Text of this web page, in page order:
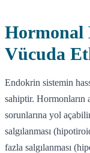
Hormonal
Vücuda
Endokrin sistemin
sahiptir. Hormonların
sorunlarına yol
salgılanması
fazla salgılanması